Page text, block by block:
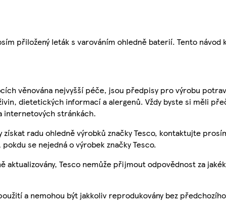
přiložený leták s varováním ohledně baterií. Tento
věnována nejvyšší péče, jsou předpisy pro výrobu
dietetických informací a alergenů. Vždy byste si měli
internetových stránkách.
radu ohledně výrobků značky Tesco, kontaktujte
se nejedná o výrobek značky Tesco.
Tesco nemůže přijmout odpovědnost za
a nemohou být jakkoliv reprodukovány bez